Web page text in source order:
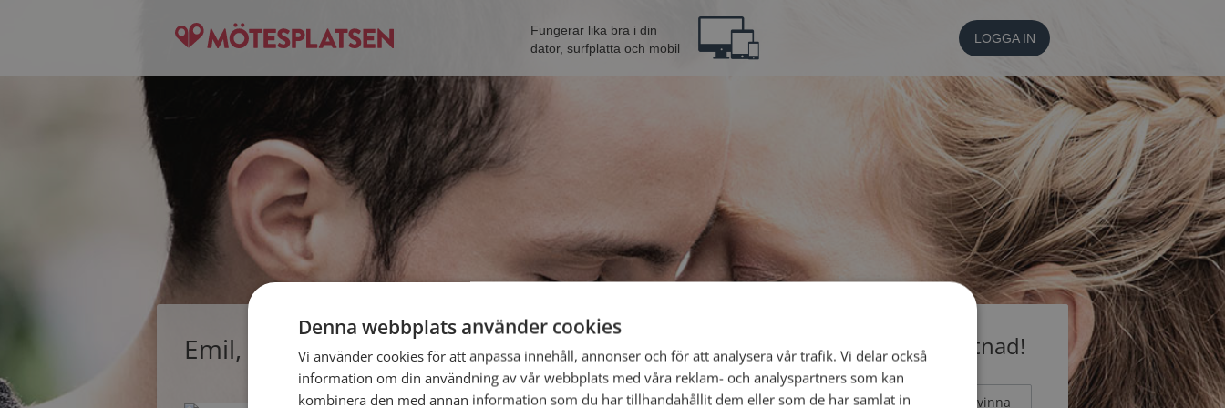
Fungerar lika bra i din
dator, surfplatta och mobil
LOGGA IN
Emil, singelman från Höganäs Bli medlem utan kostnad!
Jag är en: Man Kvinna
Denna webbplats använder cookies
Vi använder cookies för att anpassa innehåll, annonser och för att analysera vår trafik. Vi delar också
information om din användning av vår webbplats med våra reklam- och analyspartners som kan
kombinera den med annan information som du har tillhandahållit dem eller som de har samlat in